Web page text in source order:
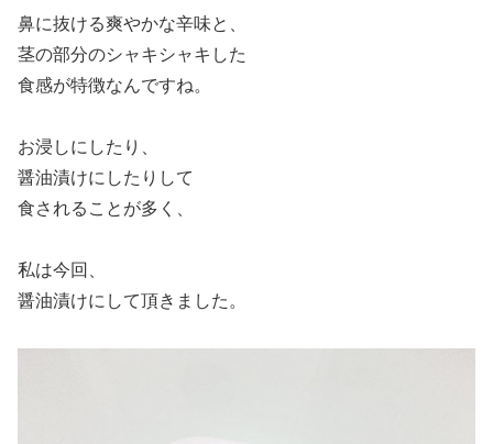
鼻に抜ける爽やかな辛味と、
茎の部分のシャキシャキした
食感が特徴なんですね。
お浸しにしたり、
醤油漬けにしたりして
食されることが多く、
私は今回、
醤油漬けにして頂きました。